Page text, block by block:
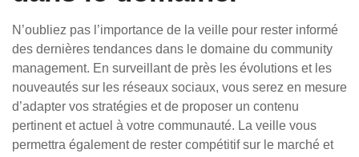
N’oubliez pas l’importance de la veille pour rester informé
des dernières tendances dans le domaine du community
management. En surveillant de près les évolutions et les
nouveautés sur les réseaux sociaux, vous serez en mesure
d’adapter vos stratégies et de proposer un contenu
pertinent et actuel à votre communauté. La veille vous
permettra également de rester compétitif sur le marché et